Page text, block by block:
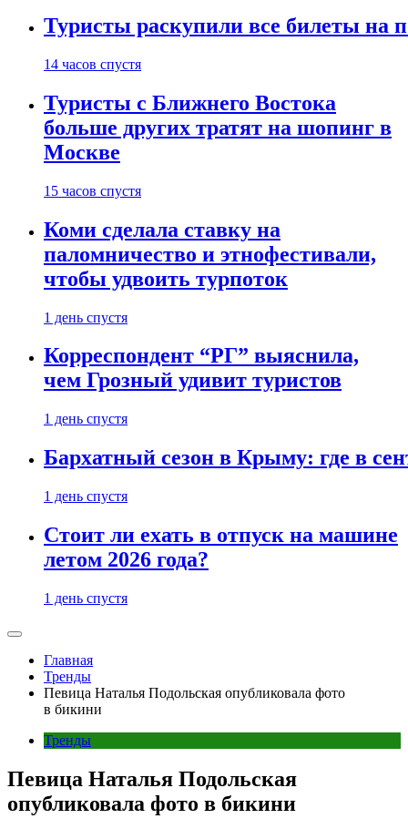
Туристы раскупили все билеты на
14 часов спустя
Туристы с Ближнего Востока
больше других тратят на шопинг в
Москве
15 часов спустя
Коми сделала ставку на
паломничество и этнофестивали,
чтобы удвоить турпоток
1 день спустя
Корреспондент “РГ” выяснила,
чем Грозный удивит туристов
1 день спустя
Бархатный сезон в Крыму: где в
1 день спустя
Стоит ли ехать в отпуск на машине
летом 2026 года?
1 день спустя
Главная
Тренды
Певица Наталья Подольская опубликовала фото
в бикини
Тренды
Певица Наталья Подольская
опубликовала фото в бикини